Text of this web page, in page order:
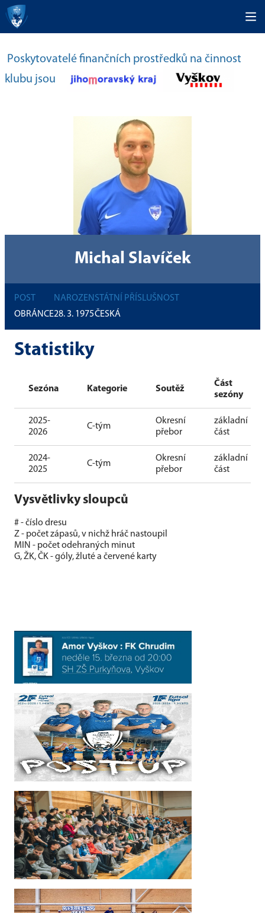
Poskytovatelé finančních prostředků na činnost
klubu jsou
Michal Slavíček
POST
OBRÁNCE
NAROZEN
28. 3. 1975
STÁTNÍ PŘÍSLUŠNOST
ČESKÁ
Statistiky
Sezóna Kategorie Soutěž
Část
sezóny
2025-
2026
C-tým
Okresní
přebor
základní
část
2024-
2025
C-tým
Okresní
přebor
základní
část
Vysvětlivky sloupců
# - číslo dresu
Z - počet zápasů, v nichž hráč nastoupil
MIN - počet odehraných minut
G, ŽK, ČK - góly, žluté a červené karty